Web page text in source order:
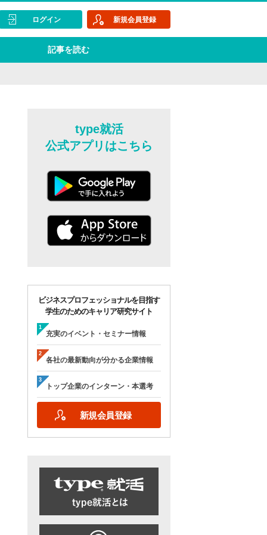
記事を読む
ログイン 新規会員登録
type就活
公式アプリはこちら
ビジネスプロフェッショナルを目指す
学生のためのキャリア研究サイト
充実のイベント・セミナー情報
各社の最新動向が分かる企業情報
トップ企業のインターン・本選考
新規会員登録